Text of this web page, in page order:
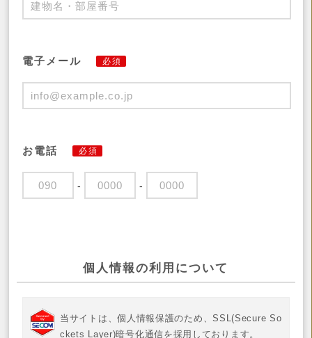
電子メール 必須
お電話 必須
- -
個人情報の利用について
当サイトは、個人情報保護のため、SSL(Secure So
ckets Layer)暗号化通信を採用しております。